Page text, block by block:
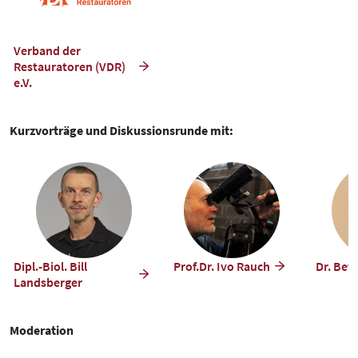
Verband der
Restauratoren (VDR)
e.V.
Kurzvorträge und Diskussionsrunde mit:
Dipl.-Biol. Bill
Landsberger
Prof.Dr. Ivo Rauch Dr.
Moderation